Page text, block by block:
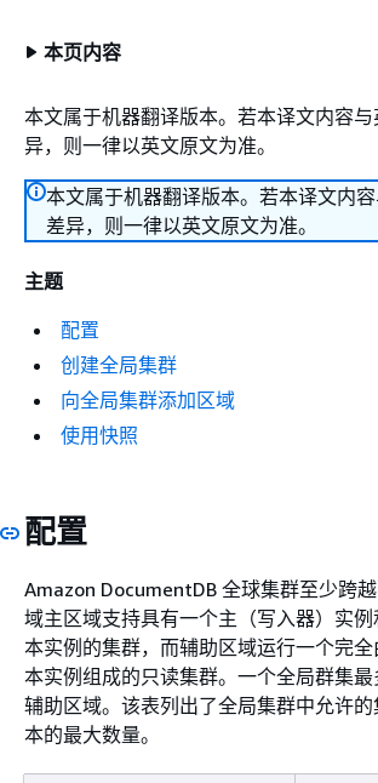
本页内容
本文属于机器翻译版本。若本译文内容
异，则一律以英文原文为准。
本文属于机器翻译版本。若本译文内
差异，则一律以英文原文为准。
主题
配置
创建全局集群
向全局集群添加区域
使用快照
配置
Amazon DocumentDB 全球集群至少跨
域主区域支持具有一个主（写入器）实
本实例的集群，而辅助区域运行一个完
本实例组成的只读集群。一个全局群集
辅助区域。该表列出了全局集群中允许
本的最大数量。